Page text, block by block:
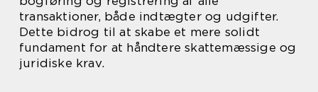
transaktioner, både indtægter og udgifter.
Dette bidrog til at skabe et mere solidt
fundament for at håndtere skattemæssige og
juridiske krav.